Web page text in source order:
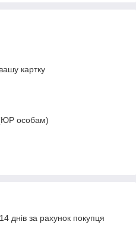
картку
(ЮР особам)
днів за рахунок покупця